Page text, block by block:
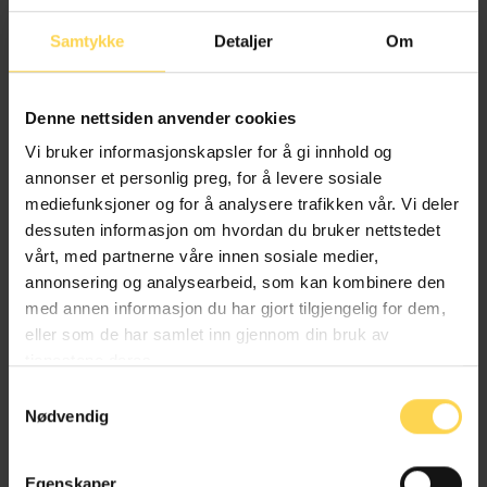
Samtykke Detaljer Om
Denne nettsiden anvender cookies
Vi bruker informasjonskapsler for å gi innhold og
annonser et personlig preg, for å levere sosiale
mediefunksjoner og for å analysere trafikken vår. Vi deler
dessuten informasjon om hvordan du bruker nettstedet
vårt, med partnerne våre innen sosiale medier,
annonsering og analysearbeid, som kan kombinere den
med annen informasjon du har gjort tilgjengelig for dem,
eller som de har samlet inn gjennom din bruk av
Nødvendig
Egenskaper
Departementsrådgiver, Justis- og
beredskapsdepartementet
Heid Iren Haugerud